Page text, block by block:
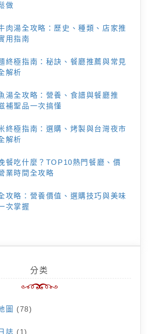
做
肉湯全攻略：歷史、種類、店家推
用指南
終極指南：秘訣、餐廳推薦與常見
解析
湯全攻略：營養、食譜與餐廳推
補聖品一次搞懂
終極指南：選購、烤製與台灣夜市
解析
餐吃什麼？TOP10熱門餐廳、價
業時間全攻略
攻略：營養價值、選購技巧與美味
次掌握
分类
圖 (78)
誌 (1)